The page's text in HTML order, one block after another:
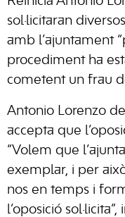
sol·licitaran
amb l’ajuntament
procediment ha
cometent un frau
Antonio Lorenzo
accepta que
“Volem que
exemplar, i per
nos en temps i
l’oposició